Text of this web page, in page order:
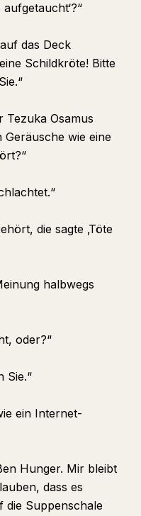
das Deck
Schildkröte! Bitte
Tezuka Osamus
wie eine
die sagte ‚Töte
halbwegs
oder?“
Sie.“
ein Internet-
Hunger. Mir bleibt
dass es
die Suppenschale